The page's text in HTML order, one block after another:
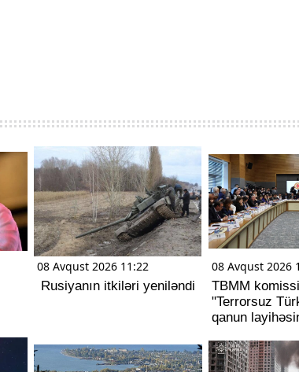
08 Avqust 2026 11:22
Rusiyanın itkiləri yeniləndi
08 Avqust 2026
TBMM
"Terrorsuz
qanun